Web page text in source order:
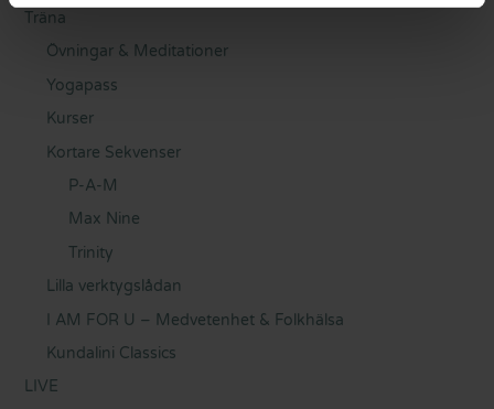
Träna
Övningar & Meditationer
Yogapass
Kurser
Kortare Sekvenser
P-A-M
Max Nine
Trinity
Lilla verktygslådan
I AM FOR U – Medvetenhet & Folkhälsa
Kundalini Classics
LIVE